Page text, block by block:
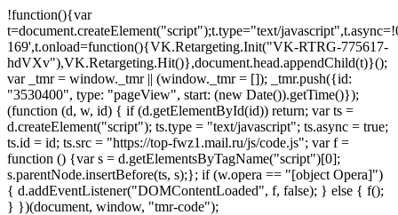
!function(){var
t=document.createElement("script");t.type="text/
169',t.onload=function(){VK.Retargeting.Init("VK-RTRG-775617-
hdVXv"),VK.Retargeting.Hit()},document.head.appendChild(t)}();
var _tmr = window._tmr || (window._tmr = []); _tmr.push({id:
"3530400", type: "pageView", start: (new Date()).getTime()});
(function (d, w, id) { if (d.getElementById(id)) return; var ts =
d.createElement("script"); ts.type = "text/javascript"; ts.async = true;
ts.id = id; ts.src = "https://top-fwz1.mail.ru/js/code.js"; var f =
function () {var s = d.getElementsByTagName("script")[0];
s.parentNode.insertBefore(ts, s);}; if (w.opera == "[object Opera]")
{ d.addEventListener("DOMContentLoaded", f, false); } else { f();
} })(document, window, "tmr-code");